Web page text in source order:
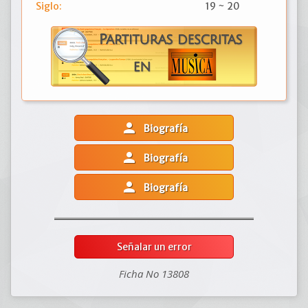
Siglo: 19 ~ 20
person Biografía
person Biografía
person Biografía
Señalar un error
Ficha No 13808